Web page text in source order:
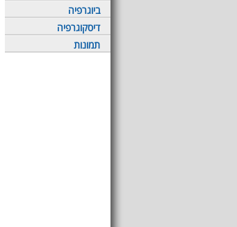
ביוגרפיה
דיסקוגרפיה
תמונות